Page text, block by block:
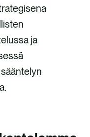
ja